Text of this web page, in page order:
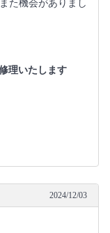
た機会がありまし
理いたします
2024/12/03